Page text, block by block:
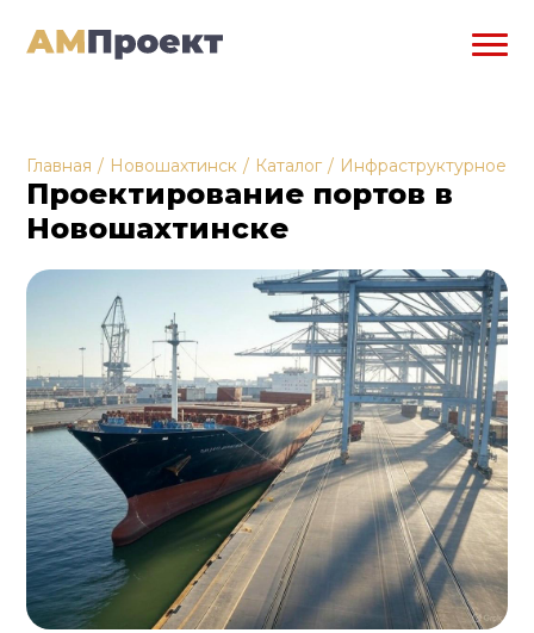
Главная / Новошахтинск / Каталог / Инфраструктурное
Проектирование портов в
Новошахтинске